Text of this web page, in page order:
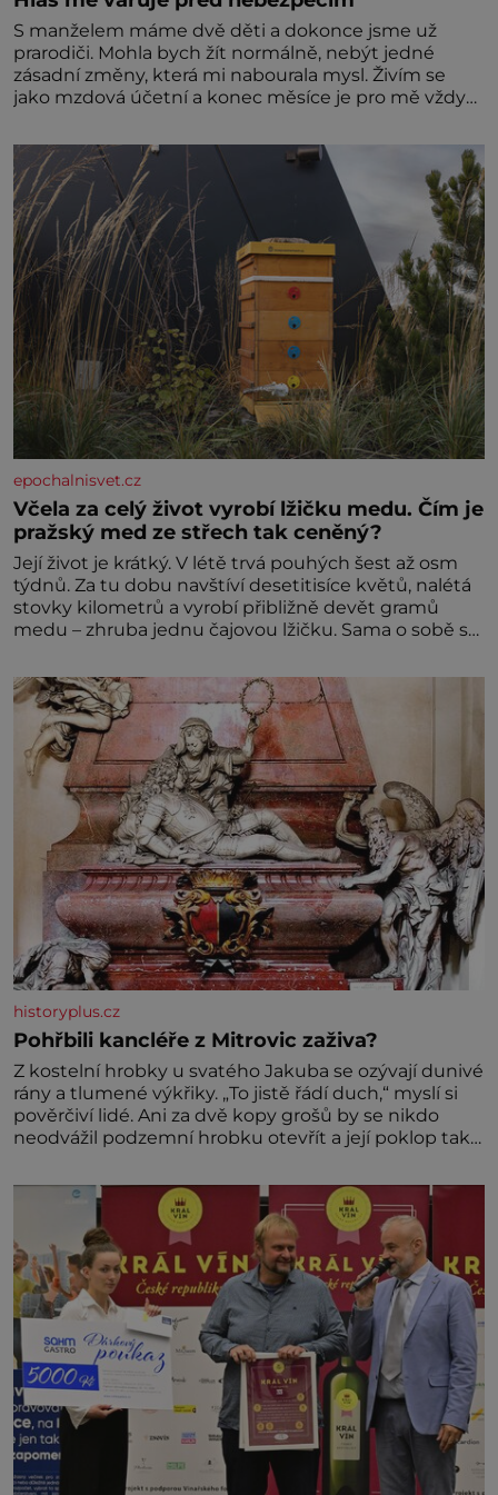
S manželem máme dvě děti a dokonce jsme už
prarodiči. Mohla bych žít normálně, nebýt jedné
zásadní změny, která mi nabourala mysl. Živím se
jako mzdová účetní a konec měsíce je pro mě vždy
máme vnoučata, mi dcera čím dál častěji volá o
pomoc, co se hlídání týče. Dalo by se
epochalnisvet.cz
Včela za celý život vyrobí lžičku medu. Čím je
pražský med ze střech tak ceněný?
Její život je krátký. V létě trvá pouhých šest až osm
týdnů. Za tu dobu navštíví desetitisíce květů, nalétá
stovky kilometrů a vyrobí přibližně devět gramů
medu – zhruba jednu čajovou lžičku. Sama o sobě se
dalšími desítkami tisíc příslušnic svého včelstva,
vznikne jeden z nejdokonalejších organismů
historyplus.cz
Pohřbili kancléře z Mitrovic zaživa?
Z kostelní hrobky u svatého Jakuba se ozývají dunivé
rány a tlumené výkřiky. „To jistě řádí duch,“ myslí si
pověrčiví lidé. Ani za dvě kopy grošů by se nikdo
neodvážil podzemní hrobku otevřít a její poklop tak
divné burácení skutečně ustane. Když o mnoho let
později hrobku